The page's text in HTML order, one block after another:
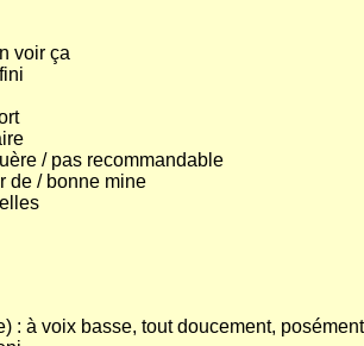
voir ça
/ pas recommandable
de / bonne mine
: à voix basse, tout doucement,